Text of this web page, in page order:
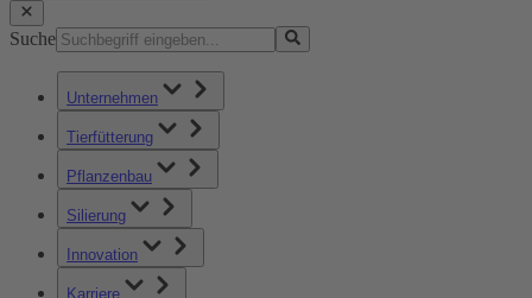
Suche
Unternehmen
Tierfütterung
Pflanzenbau
Silierung
Innovation
Karriere